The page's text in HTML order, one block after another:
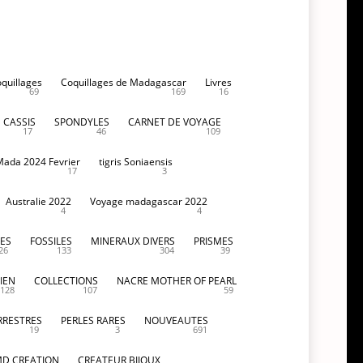
69
Coquillages de Madagascar
169
Livres
16
CASSIS
17
SPONDYLES
46
CARNET DE VOYAGE
109
2024 Fevrier
17
tigris Soniaensis
3
Australie 2022
4
Voyage madagascar 2022
4
FOSSILES
133
MINERAUX DIVERS
304
PRISMES
39
128
COLLECTIONS
107
NACRE MOTHER OF PEARL
59
19
PERLES RARES
3
NOUVEAUTES
691
CREATION CREATEUR BIJOUX